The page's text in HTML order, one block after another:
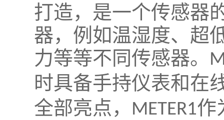
打造，是一个传感器
器，例如温湿度、超
力等等不同传感器。
时具备手持仪表和在
全部亮点，
METER1作